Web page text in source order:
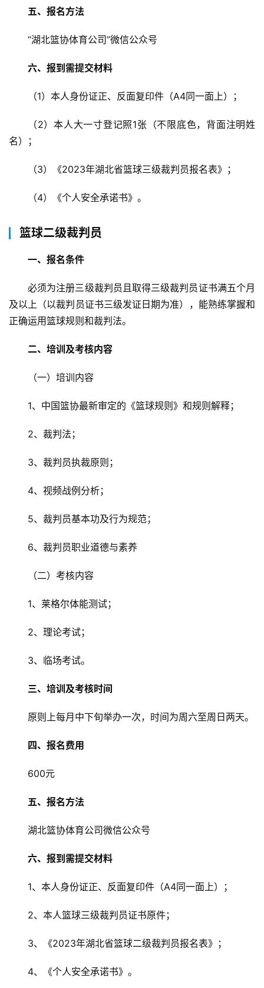
五、报名方法
“湖北篮协体育公司”微信公众号
六、报到需提交材料
（1）本人身份证正、反面复印件（A4同一面上）；
（2）本人大一寸登记照1张（不限底色，背面注明姓
名）；
（3）《2023年湖北省篮球三级裁判员报名表》；
（4）《个人安全承诺书》。
篮球二级裁判员
一、报名条件
必须为注册三级裁判员且取得三级裁判员证书满五个月
及以上（以裁判员证书三级发证日期为准），能熟练掌握和
正确运用篮球规则和裁判法。
二、培训及考核内容
（一）培训内容
1、中国篮协最新审定的《篮球规则》和规则解释；
2、裁判法；
3、裁判员执裁原则；
4、视频战例分析；
5、裁判员基本功及行为规范；
6、裁判员职业道德与素养
（二）考核内容
1、莱格尔体能测试；
2、理论考试；
3、临场考试。
三、培训及考核时间
原则上每月中下旬举办一次，时间为周六至周日两天。
四、报名费用
600元
五、报名方法
湖北篮协体育公司微信公众号
六、报到需提交材料
1、本人身份证正、反面复印件（A4同一面上）；
2、本人篮球三级裁判员证书原件；
3、《2023年湖北省篮球二级裁判员报名表》；
4、《个人安全承诺书》。